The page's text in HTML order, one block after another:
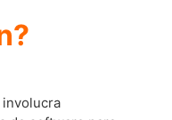
involucra